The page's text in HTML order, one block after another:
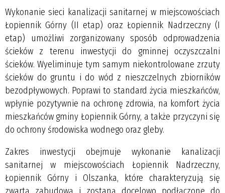
Wykonanie sieci kanalizacji sanitarnej w miejscowościach
Łopiennik Górny (II etap) oraz Łopiennik Nadrzeczny (I
etap) umożliwi zorganizowany sposób odprowadzenia
ścieków z terenu inwestycji do gminnej oczyszczalni
ścieków. Wyeliminuje tym samym niekontrolowane zrzuty
ścieków do gruntu i do wód z nieszczelnych zbiorników
bezodpływowych. Poprawi to standard życia mieszkańców,
wpłynie pozytywnie na ochronę zdrowia, na komfort życia
mieszkańców gminy Łopiennik Górny, a także przyczyni się
do ochrony środowiska wodnego oraz gleby.
Zakres inwestycji obejmuje wykonanie kanalizacji
sanitarnej w miejscowościach Łopiennik Nadrzeczny,
Łopiennik Górny i Olszanka, które charakteryzują się